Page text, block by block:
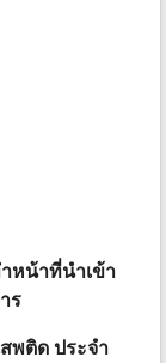
หน้าที่นําเข้า
ร
พติด ประจํา